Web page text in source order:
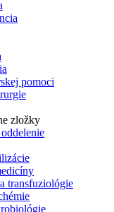
pomoci
zložky
transfuziológie